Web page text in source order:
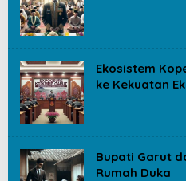
Ekosistem
ke Kekuatan
Bupati Garut
Rumah Duka